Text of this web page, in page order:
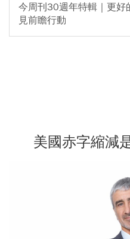
今周刊30週年特輯｜更好
見前瞻行動
美國赤字縮減